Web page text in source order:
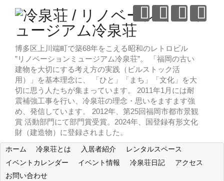
博多区上川端町で築68年をこえる昭和のレトロビル
”リノベーションミュージアム冷泉荘”。 「福岡の古い
建物を大切にする考え方の実践（ビルストック活
用）」を基本理念に、 「ひと」「まち」「文化」を大
切に思う人たちが集まっています。 2011年1月には耐
震補強工事を行い、冷泉荘の理念・思いをますます強
め、発信しています。 2012年、第25回福岡市都市景観
賞 活動部門にて部門賞受賞。2024年、国登録有形文化
財（建造物）に登録されました。
ホーム 冷泉荘とは 入居者紹介
レンタルスペース
イベントカレンダー
イベント情報 冷泉荘日記
アクセス
お問い合わせ